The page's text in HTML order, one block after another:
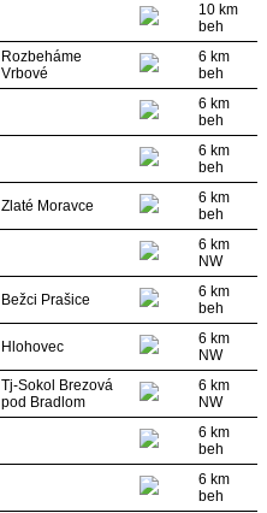
10 km
beh
Rozbeháme
Vrbové
6 km
beh
6 km
beh
6 km
beh
Zlaté Moravce
6 km
beh
6 km
NW
Bežci Prašice
6 km
beh
Hlohovec
6 km
NW
Tj-Sokol Brezová
pod Bradlom
6 km
NW
6 km
beh
6 km
beh